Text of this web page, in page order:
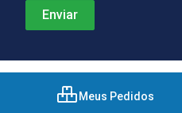
Meus Pedidos